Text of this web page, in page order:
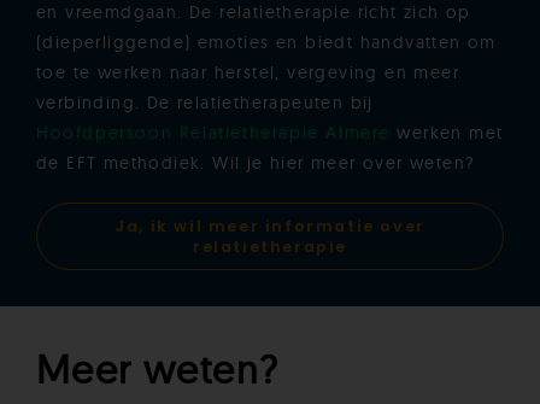
en vreemdgaan. De relatietherapie richt zich op
(dieperliggende) emoties en biedt handvatten om
toe te werken naar herstel, vergeving en meer
verbinding. De relatietherapeuten bij
Hoofdpersoon Relatietherapie Almere werken met
de EFT methodiek. Wil je hier meer over weten?
Ja, ik wil meer informatie over
relatietherapie
Meer weten?